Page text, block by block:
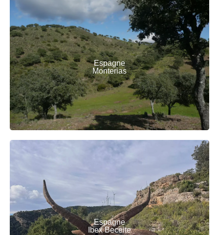
Espagne
Monterias
Espagne
Ibex Beceite